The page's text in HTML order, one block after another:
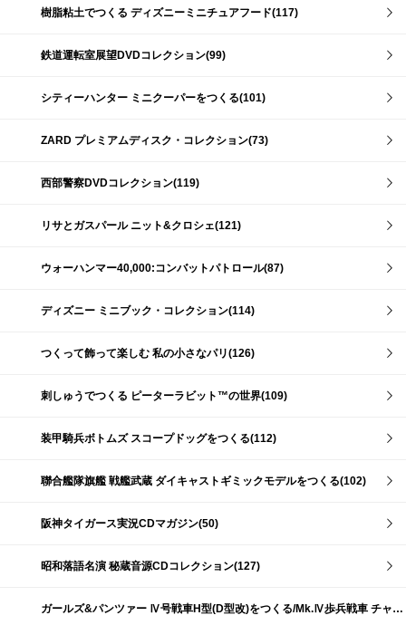
樹脂粘土でつくる ディズニーミニチュアフード(117)
鉄道運転室展望DVDコレクション(99)
シティーハンター ミニクーパーをつくる(101)
ZARD プレミアムディスク・コレクション(73)
西部警察DVDコレクション(119)
リサとガスパール ニット&クロシェ(121)
ウォーハンマー40,000:コンバットパトロール(87)
ディズニー ミニブック・コレクション(114)
つくって飾って楽しむ 私の小さなパリ(126)
刺しゅうでつくる ピーターラビット™の世界(109)
装甲騎兵ボトムズ スコープドッグをつくる(112)
聯合艦隊旗艦 戦艦武蔵 ダイキャストギミックモデルをつくる(102)
阪神タイガース実況CDマガジン(50)
昭和落語名演 秘蔵音源CDコレクション(127)
ガールズ&パンツァー Ⅳ号戦車H型(D型改)をつくる/Mk.Ⅳ歩兵戦車 チャーチルMk.Ⅶをつくる(191)